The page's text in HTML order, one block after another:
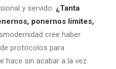
y servido. ¿Tanta
ponernos límites,
cree haber
protocolos para
hace sin acabar a la vez